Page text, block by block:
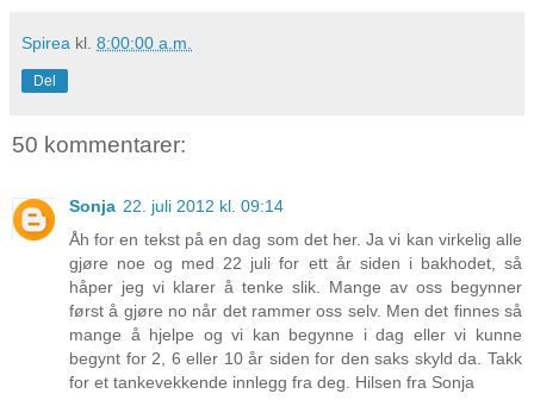
Spirea kl. 8:00:00 a.m.
Del
50 kommentarer:
Sonja 22. juli 2012 kl. 09:14
Åh for en tekst på en dag som det her. Ja vi kan virkelig alle
gjøre noe og med 22 juli for ett år siden i bakhodet, så
håper jeg vi klarer å tenke slik. Mange av oss begynner
først å gjøre no når det rammer oss selv. Men det finnes så
mange å hjelpe og vi kan begynne i dag eller vi kunne
begynt for 2, 6 eller 10 år siden for den saks skyld da. Takk
for et tankevekkende innlegg fra deg. Hilsen fra Sonja